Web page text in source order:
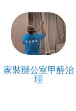
家裝辦公室甲醛治
理